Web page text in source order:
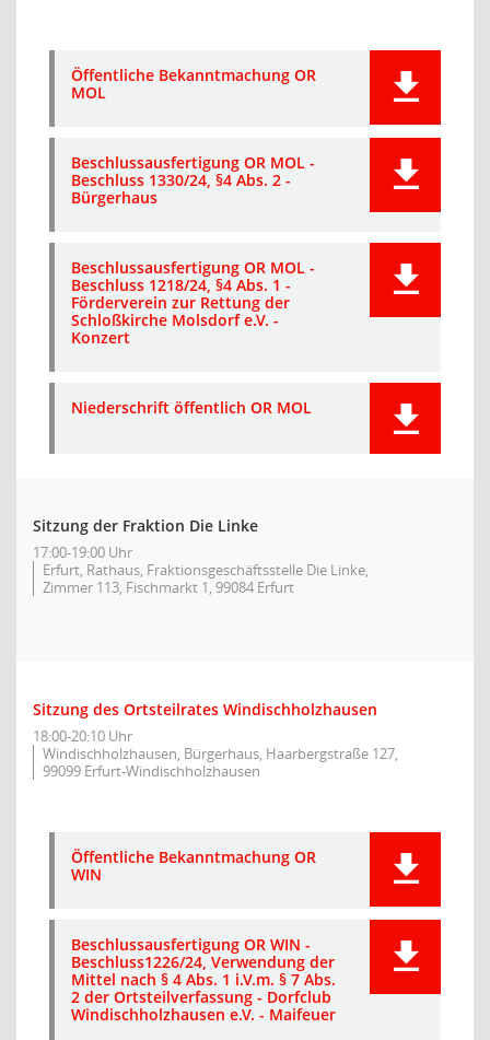
Öffentliche Bekanntmachung OR
MOL
Beschlussausfertigung OR MOL -
Beschluss 1330/24, §4 Abs. 2 -
Bürgerhaus
Beschlussausfertigung OR MOL -
Beschluss 1218/24, §4 Abs. 1 -
Förderverein zur Rettung der
Schloßkirche Molsdorf e.V. -
Konzert
Niederschrift öffentlich OR MOL
Sitzung der Fraktion Die Linke
17:00-19:00 Uhr
Erfurt, Rathaus, Fraktionsgeschäftsstelle Die Linke,
Zimmer 113, Fischmarkt 1, 99084 Erfurt
Sitzung des Ortsteilrates Windischholzhausen
18:00-20:10 Uhr
Windischholzhausen, Bürgerhaus, Haarbergstraße 127,
99099 Erfurt-Windischholzhausen
Öffentliche Bekanntmachung OR
WIN
Beschlussausfertigung OR WIN -
Beschluss1226/24, Verwendung der
Mittel nach § 4 Abs. 1 i.V.m. § 7 Abs.
2 der Ortsteilverfassung - Dorfclub
Windischholzhausen e.V. - Maifeuer